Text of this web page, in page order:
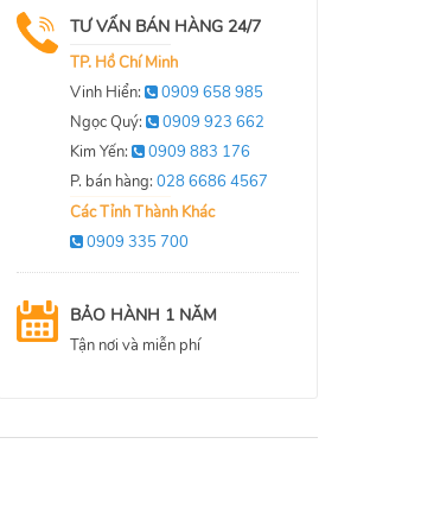
TƯ VẤN BÁN HÀNG 24/7
TP. Hồ Chí Minh
Vinh Hiển:
0909 658 985
Ngọc Quý:
0909 923 662
Kim Yến:
0909 883 176
P. bán hàng: 028 6686 4567
Các Tỉnh Thành Khác
0909 335 700
BẢO HÀNH 1 NĂM
Tận nơi và miễn phí